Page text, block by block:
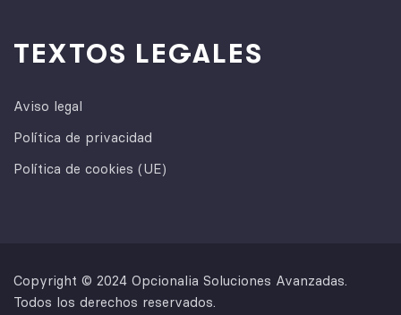
TEXTOS LEGALES
Aviso legal
Política de privacidad
Política de cookies (UE)
Copyright © 2024 Opcionalia Soluciones Avanzadas.
Todos los derechos reservados.